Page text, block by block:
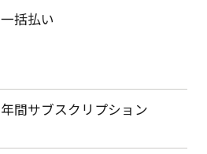
一括払い
年間サブスクリプション